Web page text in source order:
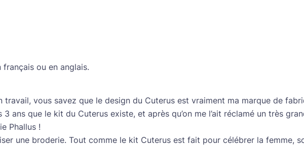
ou en anglais.
travail, vous savez que le design du Cuterus est vraiment ma marque de
3 ans que le kit du Cuterus existe, et après qu’on me l’ait réclamé un très
Phallus !
une broderie. Tout comme le kit Cuterus est fait pour célébrer la femme,